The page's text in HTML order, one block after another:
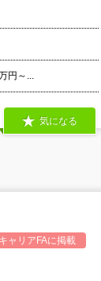
円～...
気になる
ャリアFAに掲載